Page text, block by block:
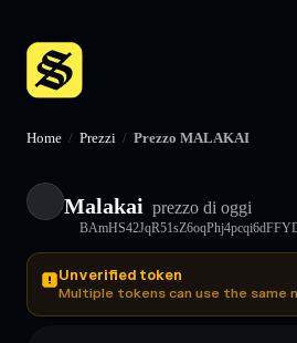
Home / Prezzi / Prezzo MALAKAI
Malakai prezzo di oggi
Unverified token
Multiple tokens can use the same